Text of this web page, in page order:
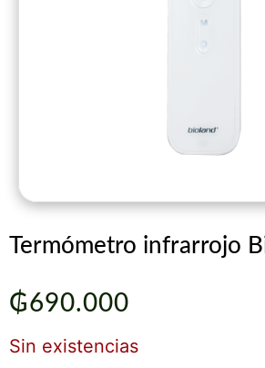
Termómetro infrarrojo
₲690.000
Sin existencias